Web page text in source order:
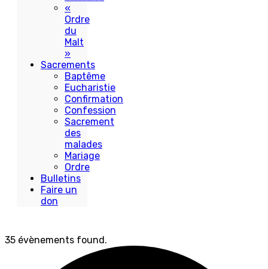
«
Ordre
du
Malt
»
Sacrements
Baptême
Eucharistie
Confirmation
Confession
Sacrement
des
malades
Mariage
Ordre
Bulletins
Faire un
don
35 évènements found.